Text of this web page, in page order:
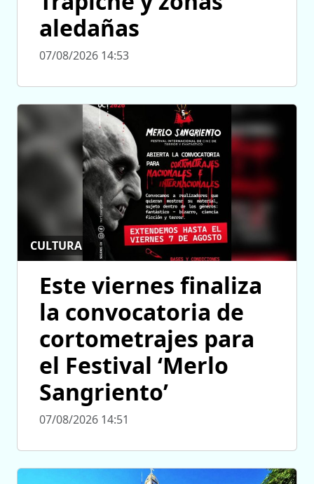
aledañas
07/08/2026 14:53
CULTURA
Este viernes finaliza
la convocatoria de
cortometrajes para
el Festival ‘Merlo
Sangriento’
07/08/2026 14:51